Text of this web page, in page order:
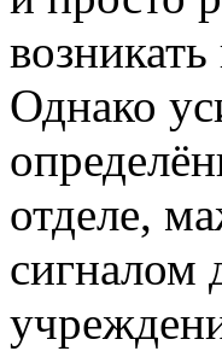
Однако
отделе,
сигналом